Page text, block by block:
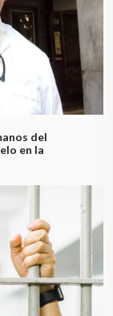
del
en la